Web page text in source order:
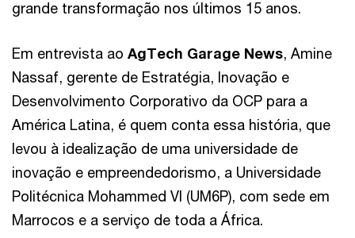
grande transformação nos últimos 15 anos.
Em entrevista ao AgTech Garage News, Amine
Nassaf, gerente de Estratégia, Inovação e
Desenvolvimento Corporativo da OCP para a
América Latina, é quem conta essa história, que
levou à idealização de uma universidade de
inovação e empreendedorismo, a Universidade
Politécnica Mohammed VI (UM6P), com sede em
Marrocos e a serviço de toda a África.